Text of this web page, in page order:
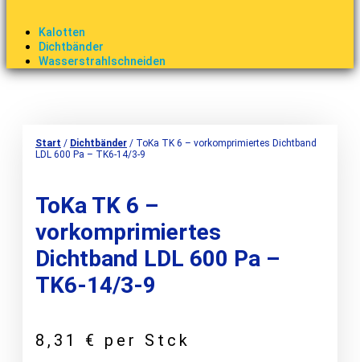
Kalotten
Dichtbänder
Wasserstrahlschneiden
Start / Dichtbänder / ToKa TK 6 – vorkomprimiertes Dichtband
LDL 600 Pa – TK6-14/3-9
ToKa TK 6 –
vorkomprimiertes
Dichtband LDL 600 Pa –
TK6-14/3-9
8,31 € per Stck